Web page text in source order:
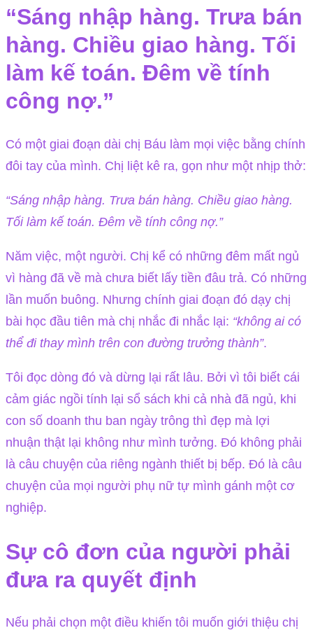
“Sáng nhập hàng. Trưa bán
hàng. Chiều giao hàng. Tối
làm kế toán. Đêm về tính
công nợ.”
Có một giai đoạn dài chị Báu làm mọi việc bằng chính
đôi tay của mình. Chị liệt kê ra, gọn như một nhịp thở:
“Sáng nhập hàng. Trưa bán hàng. Chiều giao hàng.
Tối làm kế toán. Đêm về tính công nợ.”
Năm việc, một người. Chị kể có những đêm mất ngủ
vì hàng đã về mà chưa biết lấy tiền đâu trả. Có những
lần muốn buông. Nhưng chính giai đoạn đó dạy chị
bài học đầu tiên mà chị nhắc đi nhắc lại: “không ai có
thể đi thay mình trên con đường trưởng thành”.
Tôi đọc dòng đó và dừng lại rất lâu. Bởi vì tôi biết cái
cảm giác ngồi tính lại sổ sách khi cả nhà đã ngủ, khi
con số doanh thu ban ngày trông thì đẹp mà lợi
nhuận thật lại không như mình tưởng. Đó không phải
là câu chuyện của riêng ngành thiết bị bếp. Đó là câu
chuyện của mọi người phụ nữ tự mình gánh một cơ
nghiệp.
Sự cô đơn của người phải
đưa ra quyết định
Nếu phải chọn một điều khiến tôi muốn giới thiệu chị